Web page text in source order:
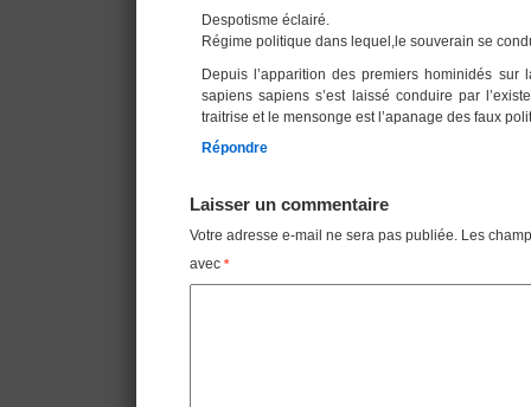
Despotisme éclairé.
Régime politique dans lequel,le souverain se
Depuis l’apparition des premiers hominidés sur
sapiens sapiens s’est laissé conduire par
traitrise et le mensonge est l’apanage des faux
Répondre
Laisser un commentaire
Votre adresse e-mail ne sera pas publiée. Les
avec *